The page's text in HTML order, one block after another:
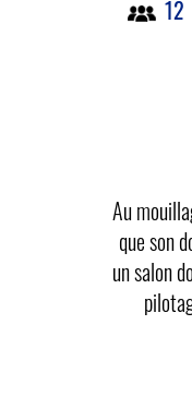
12
Au
que son
un salon